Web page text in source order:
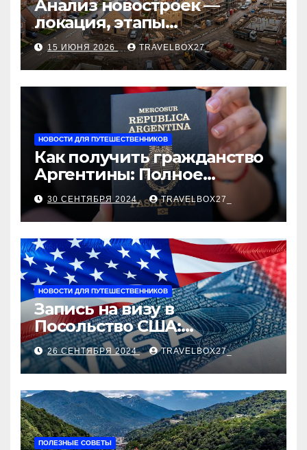
Анализ новостроек —
локация, этапы
строительства, проверка
застройщика, сценарии
оформления сделки и
рыночные ориентиры
15 ИЮНЯ 2026 TRAVELBOX27_
НОВОСТИ ДЛЯ ПУТЕШЕСТВЕННИКОВ
Как получить гражданство
Аргентины: Полное
руководство
30 СЕНТЯБРЯ 2024 TRAVELBOX27_
НОВОСТИ ДЛЯ ПУТЕШЕСТВЕННИКОВ
Запись на визу в
Посольство США:
Пошаговое руководство
26 СЕНТЯБРЯ 2024 TRAVELBOX27_
ПОЛЕЗНЫЕ СОВЕТЫ